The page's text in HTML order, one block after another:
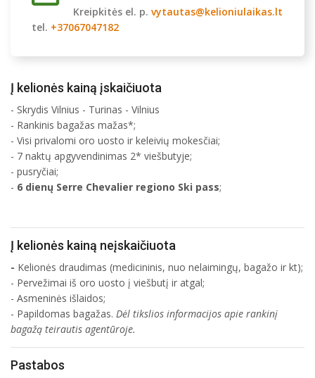
Kreipkitės el. p. vytautas@kelioniulaikas.lt
tel. +37067047182
Į kelionės kainą įskaičiuota
- Skrydis Vilnius - Turinas - Vilnius
- Rankinis bagažas mažas*;
- Visi privalomi oro uosto ir keleivių mokesčiai;
- 7 naktų apgyvendinimas 2* viešbutyje;
- pusryčiai;
- 6 dienų Serre Chevalier regiono Ski pass;
Į kelionės kainą neįskaičiuota
- Kelionės draudimas (medicininis, nuo nelaimingų, bagažo ir kt);
- Pervežimai iš oro uosto į viešbutį ir atgal;
- Asmeninės išlaidos;
- Papildomas bagažas. Dėl tikslios informacijos apie rankinį
bagažą teirautis agentūroje.
Pastabos